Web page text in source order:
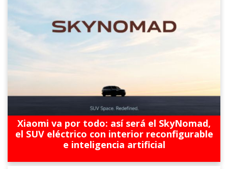
Xiaomi va por todo: así será el SkyNomad,
el SUV eléctrico con interior reconfigurable
e inteligencia artificial